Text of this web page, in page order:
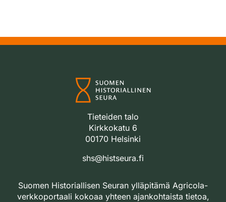
Tieteiden talo
Kirkkokatu 6
00170 Helsinki
shs@histseura.fi
Suomen Historiallisen Seuran ylläpitämä Agricola-
verkkoportaali kokoaa yhteen ajankohtaista tietoa,